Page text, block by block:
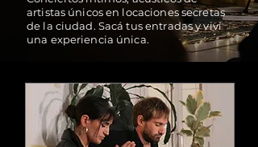
artistas únicos en locaciones secretas
de la ciudad. Sacá tus entradas y viví
una experiencia única.